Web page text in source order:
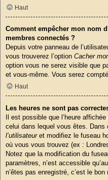
Haut
Comment empêcher mon nom
membres connectés ?
Depuis votre panneau de
vous trouverez l’option Cacher
option vous ne serez visible que
et vous-même. Vous serez
Haut
Les heures ne sont pas
Il est possible que l’heure
celui dans lequel vous êtes. Dans
l’utilisateuret modifiez le fuseau
où vous vous trouvez (ex :
Notez que la modification du
paramètres, n’est accessible
n’êtes pas enregistré, c’est le bon